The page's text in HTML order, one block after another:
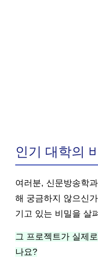
인기 대학의
여러분, 신문방송학
해 궁금하지 않으신
기고 있는 비밀을 살
그 프로젝트가 실제
나요?